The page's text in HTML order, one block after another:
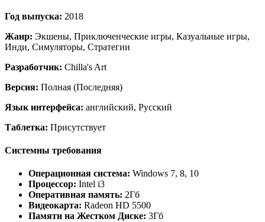
Год выпуска: 2018
Жанр: Экшены, Приключенческие игры, Казуальные игры,
Инди, Симуляторы, Стратегии
Разработчик: Chilla's Art
Версия: Полная (Последняя)
Язык интерфейса: английский, Русский
Таблетка: Присутствует
Системны требования
Операционная система: Windows 7, 8, 10
Процессор: Intel i3
Оперативная память: 2Гб
Видеокарта: Radeon HD 5500
Памяти на Жестком Диске: 3Гб